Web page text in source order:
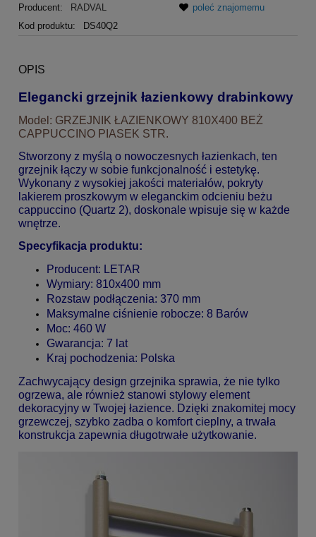
Producent:
RADVAL
Kod produktu:
DS40Q2
poleć znajomemu
OPIS
Elegancki grzejnik łazienkowy drabinkowy
Model: GRZEJNIK ŁAZIENKOWY 810X400 BEŻ
CAPPUCCINO PIASEK STR.
Stworzony z myślą o nowoczesnych łazienkach, ten
grzejnik łączy w sobie funkcjonalność i estetykę.
Wykonany z wysokiej jakości materiałów, pokryty
lakierem proszkowym w eleganckim odcieniu beżu
cappuccino (Quartz 2), doskonale wpisuje się w każde
wnętrze.
Specyfikacja produktu:
Producent: LETAR
Wymiary: 810x400 mm
Rozstaw podłączenia: 370 mm
Maksymalne ciśnienie robocze: 8 Barów
Moc: 460 W
Gwarancja: 7 lat
Kraj pochodzenia: Polska
Zachwycający design grzejnika sprawia, że nie tylko
ogrzewa, ale również stanowi stylowy element
dekoracyjny w Twojej łazience. Dzięki znakomitej mocy
grzewczej, szybko zadba o komfort cieplny, a trwała
konstrukcja zapewnia długotrwałe użytkowanie.